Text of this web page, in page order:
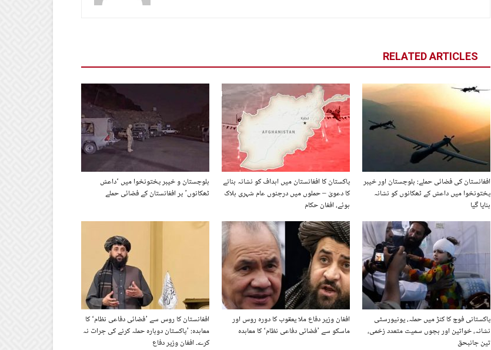
RELATED ARTICLES
بلوچستان و خیبر پختونخوا میں ‘داعش
ٹھکانوں’ پر افغانستان کے فضائی حملے
پاکستان کا افغانستان میں اہداف کو نشانہ بنانے
کا دعویٰ – حملوں میں درجنوں عام شہری ہلاک
ہوئے، افغان حکام
افغانستان کی فضائی حملے: بلوچستان اور خیبر
پختونخوا میں داعش کے ٹھکانوں کو نشانہ
بنایا گیا
افغانستان کا روس سے ’فضائی دفاعی نظام‘ کا
معاہدہ: ’پاکستان دوبارہ حملہ کرنے کی جرات نہ
کرے۔ افغان وزیر دفاع
افغان وزیر دفاع ملا یعقوب کا دورہ روس اور
ماسکو سے ’فضائی دفاعی نظام‘ کا معاہدہ
پاکستانی فوج کا کنڑ میں حملہ، یونیورسٹی
نشانہ، خواتین اور بچوں سمیت متعدد زخمی،
تین جانبحق